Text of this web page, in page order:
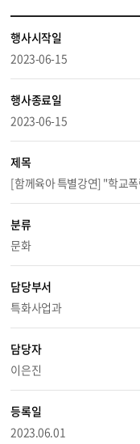
행사시작일
2023-06-15
행사종료일
2023-06-15
제목
[함께육아 특별강연] "학교
분류
문화
담당부서
특화사업과
담당자
이은진
등록일
2023.06.01